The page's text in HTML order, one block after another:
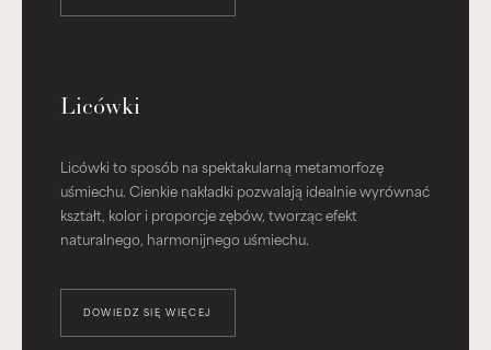
Licówki
Licówki to sposób na spektakularną metamorfozę
uśmiechu. Cienkie nakładki pozwalają idealnie wyrównać
kształt, kolor i proporcje zębów, tworząc efekt
naturalnego, harmonijnego uśmiechu.
DOWIEDZ SIĘ WIĘCEJ